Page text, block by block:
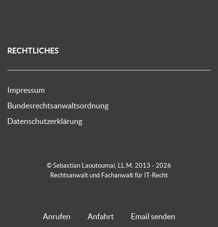
RECHTLICHES
Impressum
Bundesrechtsanwaltsordnung
Datenschutzerklärung
© Sebastian Laoutoumai, LL.M. 2013 - 2026
Rechtsanwalt und Fachanwalt für IT-Recht
Anrufen Anfahrt Email senden